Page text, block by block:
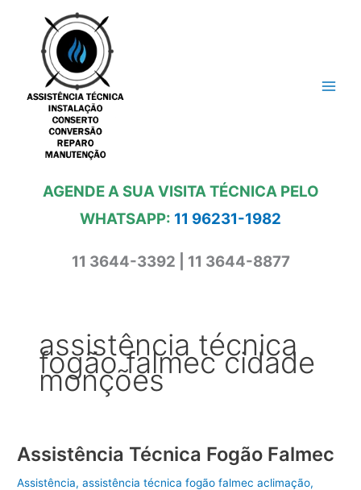
conteúdo
AGENDE A SUA VISITA TÉCNICA PELO
WHATSAPP: 11 96231-1982
11 3644-3392 | 11 3644-8877
assistência técnica
fogão falmec cidade
monções
Assistência Técnica Fogão Falmec
Assistência,assistência técnica fogão falmec aclimação,